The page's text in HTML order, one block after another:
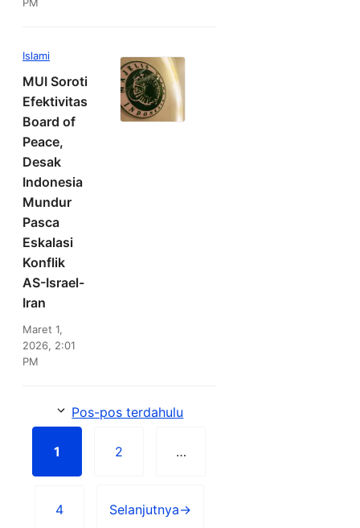
PM
Islami
MUI Soroti
Efektivitas
Board of
Peace,
Desak
Indonesia
Mundur
Pasca
Eskalasi
Konflik
AS-Israel-
Iran
Maret 1,
2026, 2:01
PM
Pos-pos terdahulu
Halaman
1
Halaman
2 …
Halaman
4 Selanjutnya→